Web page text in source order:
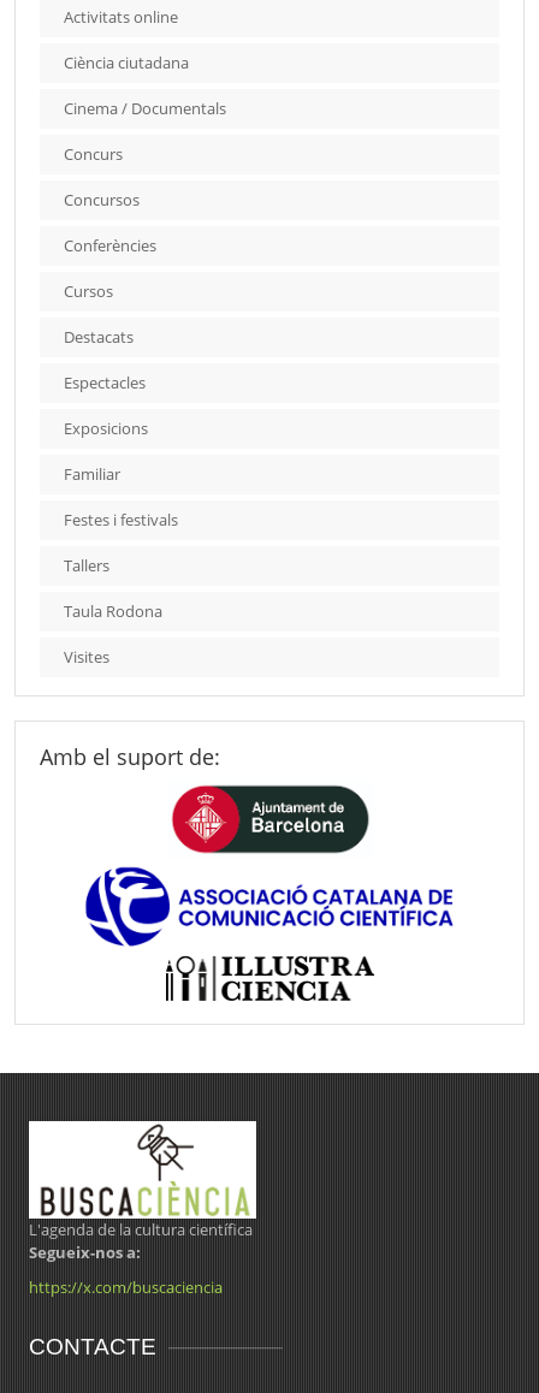
Activitats online
Ciència ciutadana
Cinema / Documentals
Concurs
Concursos
Conferències
Cursos
Destacats
Espectacles
Exposicions
Familiar
Festes i festivals
Tallers
Taula Rodona
Visites
Amb el suport de:
L'agenda de la cultura científica
Segueix-nos a:
https://x.com/buscaciencia
CONTACTE